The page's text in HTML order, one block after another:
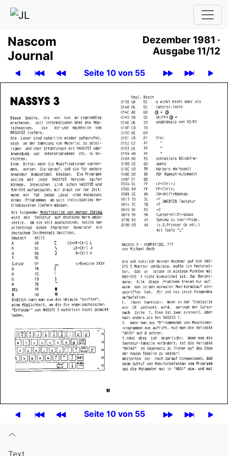
Nascom
Journal
Dezember 1981 ·
Ausgabe 11/12
Seite 10 von 55
Seite 10 von 55